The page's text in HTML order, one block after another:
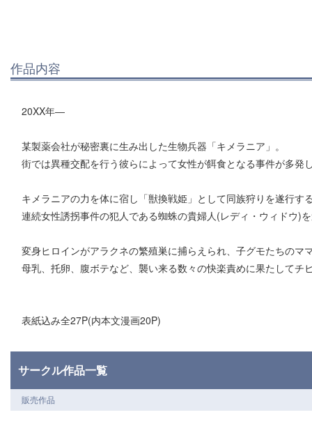
作品内容
20XX年―
某製薬会社が秘密裏に生み出した生物兵器「キメラニア」。
街では異種交配を行う彼らによって女性が餌食となる事件が多発
キメラニアの力を体に宿し「獣換戦姫」として同族狩りを遂行す
連続女性誘拐事件の犯人である蜘蛛の貴婦人(レディ・ウィドウ)
変身ヒロインがアラクネの繁殖巣に捕らえられ、子グモたちのマ
母乳、托卵、腹ボテなど、襲い来る数々の快楽責めに果たして
表紙込み全27P(内本文漫画20P)
サークル作品一覧
販売作品